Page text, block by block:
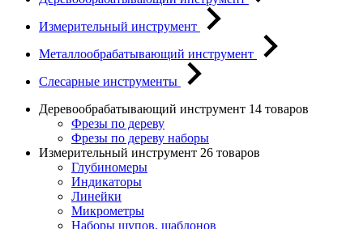
Измерительный инструмент
Металлообрабатывающий инструмент
Слесарные инструменты
Деревообрабатывающий инструмент 14 товаров
Фрезы по дереву
Фрезы по дереву наборы
Измерительный инструмент 26 товаров
Глубиномеры
Индикаторы
Линейки
Микрометры
Наборы щупов, шаблонов